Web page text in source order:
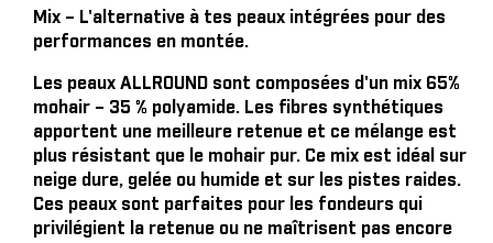
Mix – L'alternative à tes peaux intégrées pour des
performances en montée.
Les peaux ALLROUND sont composées d'un mix 65%
mohair – 35 % polyamide. Les fibres synthétiques
apportent une meilleure retenue et ce mélange est
plus résistant que le mohair pur. Ce mix est idéal sur
neige dure, gelée ou humide et sur les pistes raides.
Ces peaux sont parfaites pour les fondeurs qui
privilégient la retenue ou ne maîtrisent pas encore